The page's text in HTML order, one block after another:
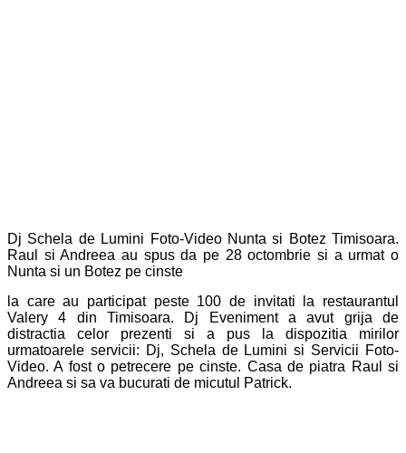
Dj Schela de Lumini Foto-Video Nunta si Botez Timisoara.
Raul si Andreea au spus da pe 28 octombrie si a urmat o
Nunta si un Botez pe cinste
la care au participat peste 100 de invitati la restaurantul
Valery 4 din Timisoara. Dj Eveniment a avut grija de
distractia celor prezenti si a pus la dispozitia mirilor
urmatoarele servicii: Dj, Schela de Lumini si Servicii Foto-
Video. A fost o petrecere pe cinste. Casa de piatra Raul si
Andreea si sa va bucurati de micutul Patrick.